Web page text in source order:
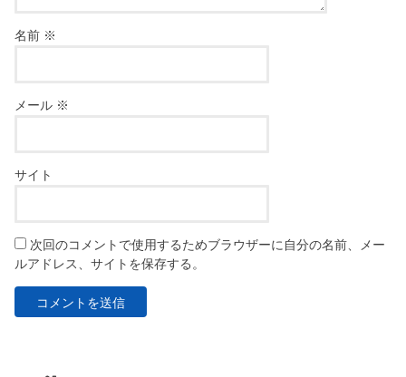
名前 ※
メール ※
サイト
次回のコメントで使用するためブラウザーに自分の名前、メー
ルアドレス、サイトを保存する。